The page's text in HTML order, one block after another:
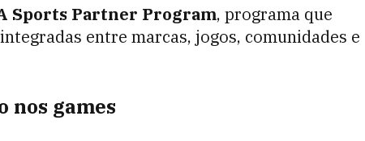
Sports Partner Program, programa que
entre marcas, jogos, comunidades e
nos games